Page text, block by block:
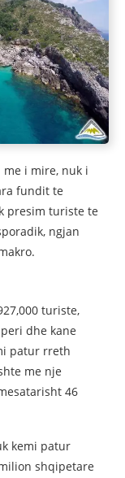
me i mire, nuk i
fundit te
presim turiste te
ngjan
turiste,
dhe kane
patur rreth
me nje
46
kemi patur
shqipetare